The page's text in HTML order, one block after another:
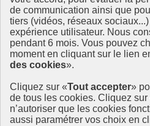
de communication ainsi que
tiers (vidéos, réseaux
expérience utilisateur. Nous
pendant 6 mois. Vous pouvez
moment en cliquant sur le lien
des cookies».
Cliquez sur «Tout accepter»
de tous les cookies. Cliquez sur
n’autoriser que les cookies
aussi paramétrer vos choix en
Gouvernement
Ce site propose l’information de
2030 et la feuille de route de la
tous les acteurs.
info.gouv.fr- ouvre une
service-public.fr - ouvre une
legifrance.gouv.fr- ouvre une
data.gouv.fr- ouvre une